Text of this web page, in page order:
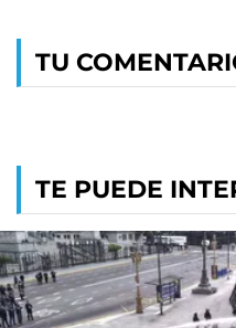
TU
TE PUEDE